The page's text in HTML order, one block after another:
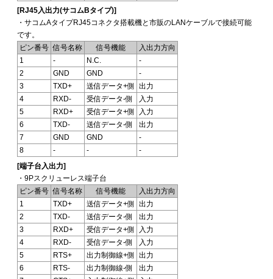
[RJ45入出力(サコムBタイプ)]
・サコムAタイプRJ45コネクタ搭載機と市販のLANケーブルで接続可能
です。
ピン番号 信号名称 信号機能
入出力方向
1
- N.C.
-
2
GND GND
-
3
TXD+ 送信データ+側
出力
4
RXD- 受信データ-側
入力
5
RXD+ 受信データ+側
入力
6
TXD- 送信データ-側
出力
7
GND GND
-
8
- -
-
[端子台入出力]
・9Pスクリューレス端子台
ピン番号 信号名称 信号機能
入出力方向
1
TXD+ 送信データ+側
出力
2
TXD- 送信データ-側
出力
3
RXD+ 受信データ+側
入力
4
RXD- 受信データ-側
入力
5
RTS+ 出力制御線+側
出力
6
RTS- 出力制御線-側
出力